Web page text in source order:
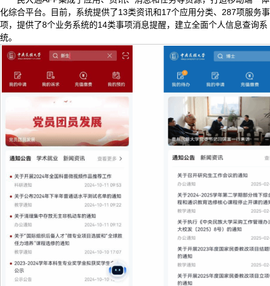
化综合平台。目前，系统提供了13类资讯和17个应用分类、287项服务事
项，提供了8个业务系统的14类事项消息提醒，建立全面个人信息查询系
统。